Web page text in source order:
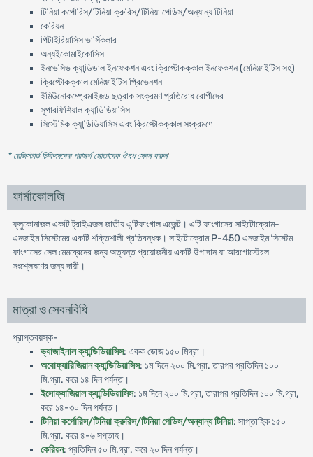
টিনিয়া কর্পোরিস/টিনিয়া ক্রুরিস/টিনিয়া পেডিস/অন্যান্য টিনিয়া
কেরিয়ন
পিটাইরিয়াসিস ভার্সিকলার
অন্যইকোমাইকোসিস
ইনভেসিভ ক্যান্ডিডাল ইনফেকশন এবং ক্রিপ্টোকক্কাল ইনফেকশন (মেনিঞ্জাইটিস সহ)
ক্রিপ্টোকক্কাল মেনিঞ্জাইটিস প্রিভেনশন
ইমিউনোকম্প্রেমাইজড ছত্রাক সংক্রমণ প্রতিরোধ রোগীদের
সুপারফিশিয়াল ক্যান্ডিডিয়াসিস
সিস্টেমিক ক্যান্ডিডিয়াসিস এবং ক্রিপ্টোকক্কাল সংক্রমণে
* রেজিস্টার্ড চিকিৎসকের পরামর্শ মোতাবেক ঔষধ সেবন করুন'
ফার্মাকোলজি
ফ্লুকোনাজল একটি ট্রাইএজল জাতীয় এন্টিফাংগাল এজেন্ট। এটি ফাংগাসের সাইটোক্রোম-
এনজাইম সিস্টেমের একটি শক্তিশালী প্রতিবন্ধক। সাইটোক্রোম P-450 এনজাইম সিস্টেম
ফাংগাসের সেল মেমব্রেনের জন্য অত্যন্ত প্রয়োজনীয় একটি উপাদান যা আরগোস্টেরল
সংশ্লেষণের জন্য দায়ী।
মাত্রা ও সেবনবিধি
প্রাপ্তবয়স্ক-
ভ্যাজাইনাল ক্যান্ডিডিয়াসিস: একক ডোজ ১৫০ মিগ্রা।
অবোফ্যারিজিয়ান ক্যান্ডিডিয়াসিস: ১ম দিনে ২০০ মি.গ্রা. তারপর প্রতিদিন ১০০
মি.গ্রা. করে ১৪ দিন পর্যন্ত।
ইসোফ্যাজিয়াল ক্যান্ডিডিয়াসিস: ১ম দিনে ২০০ মি.গ্রা, তারাপর প্রতিদিন ১০০ মি.গ্রা,
করে ১৪-৩০ দিন পর্যন্ত।
টিনিয়া কর্পোরিস/টিনিয়া ক্রুরিস/টিনিয়া পেডিস/অন্যান্য টিনিয়া: সাপ্তাহিক ১৫০
মি.গ্রা. করে ৪-৬ সপ্তাহ।
কেরিয়ন: প্রতিদিন ৫০ মি.গ্রা. করে ২০ দিন পর্যন্ত।